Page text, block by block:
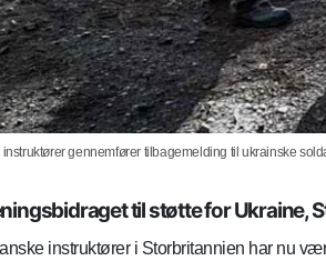
instruktører gennemfører tilbagemelding til ukrainske
til støtte for Ukraine,
instruktører i Storbritannien har nu